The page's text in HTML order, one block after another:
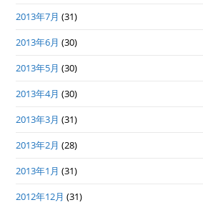
2013年7月 (31)
2013年6月 (30)
2013年5月 (30)
2013年4月 (30)
2013年3月 (31)
2013年2月 (28)
2013年1月 (31)
2012年12月 (31)